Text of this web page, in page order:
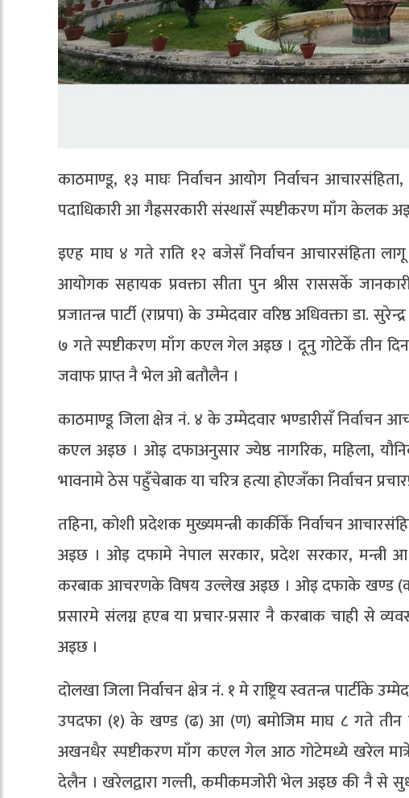
काठमाण्डू, १३ माघः निर्वाचन आयोग निर्वाचन
पदाधिकारी आ गैह्रसरकारी संस्थासँ स्पष्टीकरण माँग केलक
इएह माघ ४ गते राति १२ बजेसँ निर्वाचन आचारसंहिता
आयोगक सहायक प्रवक्ता सीता पुन श्रीस राससकेँ
प्रजातन्त्र पार्टी (राप्रपा) के उम्मेदवार वरिष्ठ अधिवक्ता डा.
७ गते स्पष्टीकरण माँग कएल गेल अइछ । दूनु गोटेकेँ तीन
जवाफ प्राप्त नै भेल ओ बतौलैन ।
काठमाण्डू जिला क्षेत्र नं. ४ के उम्मेदवार भण्डारीसँ
कएल अइछ । ओइ दफाअनुसार ज्येष्ठ नागरिक, महिला,
भावनामे ठेस पहुँचेबाक या चरित्र हत्या होएजँका निर्वाचन
तहिना, कोशी प्रदेशक मुख्यमन्त्री कार्कीकेँ निर्वाचन
अइछ । ओइ दफामे नेपाल सरकार, प्रदेश सरकार, मन्त्री आ
करबाक आचरणके विषय उल्लेख अइछ । ओइ दफाके खण्ड (क) मे
प्रसारमे संलग्न हएब या प्रचार-प्रसार नै करबाक चाही
अइछ ।
दोलखा जिला निर्वाचन क्षेत्र नं. १ मे राष्ट्रिय स्वतन्त्र
उपदफा (१) के खण्ड (ढ) आ (ण) बमोजिम माघ ८ गते
अखनधैर स्पष्टीकरण माँग कएल गेल आठ गोटेमध्ये खरेल
देलैन । खरेलद्वारा गल्ती, कमीकमजोरी भेल अइछ की नै